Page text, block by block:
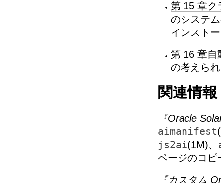
第 15 章ク
のシステ
インスト
第 16 章自
の考えら
関連情報
『Oracle
aimanifest
js2ai(1M)、
ページのコピ
『カスタム